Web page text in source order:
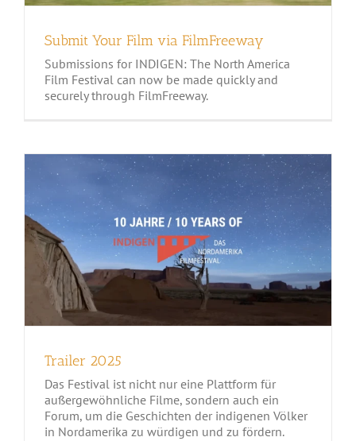
Submit Your Film via FilmFreeway
Submissions for INDIGEN: The North America
Film Festival can now be made quickly and
securely through FilmFreeway.
Trailer 2025
Trailer 2025
Das Festival ist nicht nur eine Plattform für
außergewöhnliche Filme, sondern auch ein
Forum, um die Geschichten der indigenen Völker
in Nordamerika zu würdigen und zu fördern.